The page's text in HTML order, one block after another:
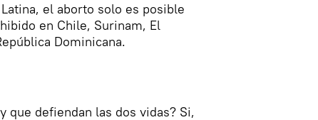
el aborto solo es posible
en Chile, Surinam, El
Dominicana.
que defiendan las dos vidas? Si,